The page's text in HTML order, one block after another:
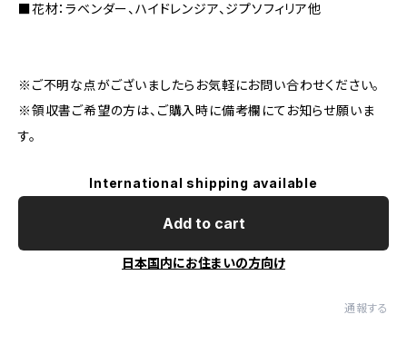
■花材：ラベンダー、ハイドレンジア、ジプソフィリア他
※ご不明な点がございましたらお気軽にお問い合わせください。
※領収書ご希望の方は、ご購入時に備考欄にてお知らせ願いま
す。
International shipping available
Add to cart
日本国内にお住まいの方向け
通報する